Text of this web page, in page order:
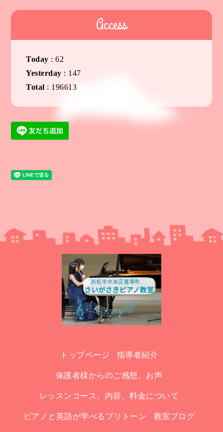
Access
Today :62
Yesterday : 147
Total : 196613
トップページ 指導者紹介
保護者様からのご感想、お声
レッスンコース、内容、料金について
ピアノと英語が学べるプリトーン 教室ブログ